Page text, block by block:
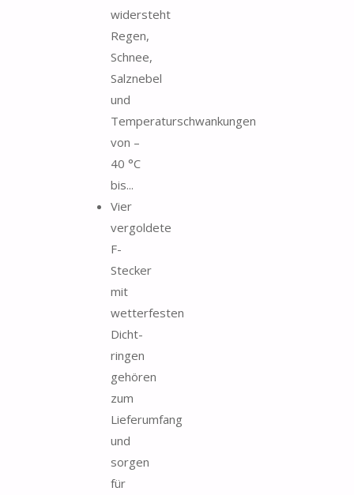
widersteht
Regen,
Schnee,
Salznebel
und
Temperaturschwankungen
von –
40 °C
bis...
Vier
vergoldete
F-
Stecker
mit
wetterfesten
Dicht­
ringen
gehören
zum
Lieferumfang
und
sorgen
für